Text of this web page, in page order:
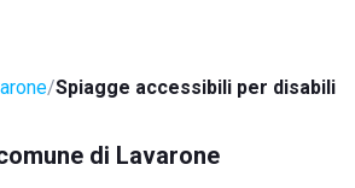
Spiagge accessibili per disabili
di Lavarone